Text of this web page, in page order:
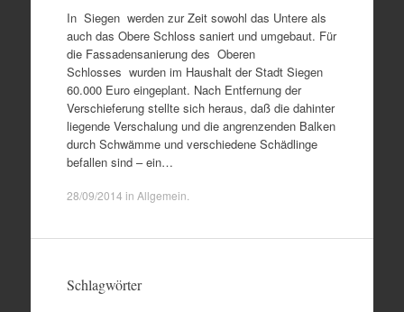
In Siegen werden zur Zeit sowohl das Untere als
auch das Obere Schloss saniert und umgebaut. Für
die Fassadensanierung des Oberen
Schlosses wurden im Haushalt der Stadt Siegen
60.000 Euro eingeplant. Nach Entfernung der
Verschieferung stellte sich heraus, daß die dahinter
liegende Verschalung und die angrenzenden Balken
durch Schwämme und verschiedene Schädlinge
befallen sind – ein…
28/09/2014 in Allgemein
Schlagwörter